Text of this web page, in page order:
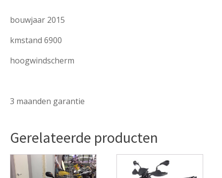
bouwjaar 2015
kmstand 6900
hoogwindscherm
3 maanden garantie
Gerelateerde producten
product